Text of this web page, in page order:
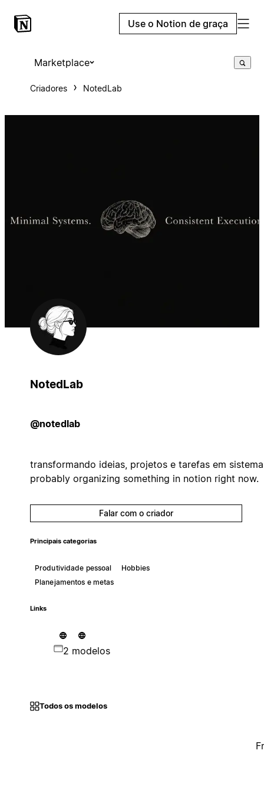
Use o Notion de graça
Marketplace
Criadores NotedLab
NotedLab
@notedlab
transformando ideias, projetos e tarefas em
probably organizing something in notion right now.
Falar com o criador
Principais categorias
Produtividade pessoal
Hobbies
Planejamentos e metas
Links
2 modelos
Todos os modelos